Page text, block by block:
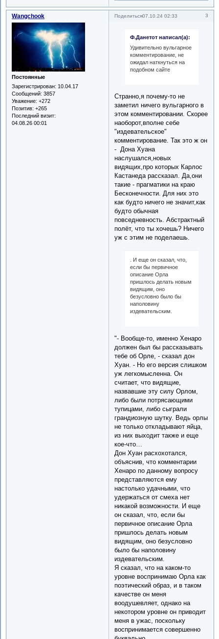
Поделиться 3
07.10.24 02:33
Wangchook
Постоянные
Зарегистрирован: 10.04.17
Сообщений: 3857
Уважение: +272
Позитив: +265
Последний визит:
04.08.26 00:01
Ф.Данетот написал(а):
Удивительно вульгарное
комментирование, не
ожидал наткнуться на
подобном сайте
Странно,я почему-то не
заметил ничего вульгарного в
этом комментировании. Скорее
наоборот,вполне себе
"издевательское"
комментирование. Так это ж он
- Дона Хуана
наслушался,новых
видящих,про которых Карлос
Кастанеда рассказал. Да,они
такие - прагматики на краю
Бесконечности. Для них это
как будто ничего не значит,как
будто обычная
повседневность. Абстрактный
полёт, что ты хочешь? Ничего
уж с этим не поделаешь.
. И еще он сказал, что,
если бы первичное
описание Орла
пришлось делать новым
видящим, оно
безусловно было бы
наполовину
издевательским.
"- Вообще-то, именно Хенаро
должен был бы рассказывать
тебе об Орле, - сказал дон
Хуан. - Но его версия слишком
уж легкомысленна. Он
считает, что видящие,
назвавшие эту силу Орлом,
либо были потрясающими
тупицами, либо сыграли
грандиозную шутку. Ведь орлы
не только откладывают яйца,
из них выходит также и еще
кое-что…
Дон Хуан расхохотался,
объяснив, что комментарии
Хенаро по данному вопросу
представляются ему
настолько удачными, что
удержаться от смеха нет
никакой возможности. И еще
он сказал, что, если бы
первичное описание Орла
пришлось делать новым
видящим, оно безусловно
было бы наполовину
издевательским.
Я сказал, что на каком-то
уровне воспринимаю Орла как
поэтический образ, и в таком
качестве он меня
воодушевляет, однако на
некотором уровне он приводит
меня в ужас, поскольку
воспринимается совершенно